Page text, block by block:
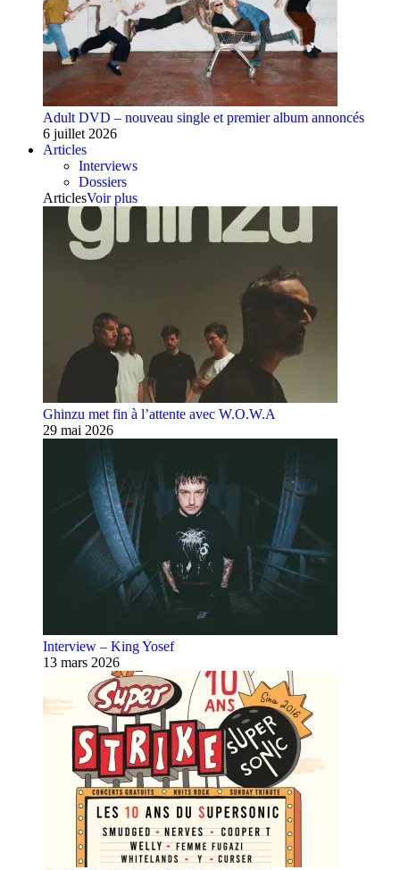
Adult DVD – nouveau single et premier album annoncés
6 juillet 2026
Articles
Interviews
Dossiers
ArticlesVoir plus
Ghinzu met fin à l’attente avec W.O.W.A
29 mai 2026
Interview – King Yosef
13 mars 2026